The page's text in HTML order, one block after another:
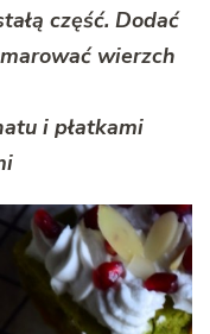
część. Dodać
wierzch
i płatkami